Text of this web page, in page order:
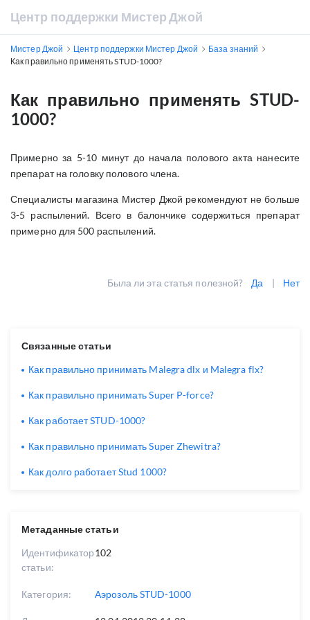
Центр поддержки Мистер Джой
Мистер Джой Центр поддержки Мистер Джой
База знаний
Как правильно применять STUD-1000?
Как правильно применять STUD-
1000?
Примерно за 5-10 минут до начала полового акта нанесите
препарат на головку полового члена.
Специалисты магазина Мистер Джой рекомендуют не больше
3-5 распылений. Всего в балончике содержиться препарат
примерно для 500 распылений.
Была ли эта статья полезной? Да | Нет
Метаданные статьи
Идентификатор
статьи:
102
Категория: Аэрозоль STUD-1000
Связанные статьи
Как правильно принимать Malegra dlx и Malegra flx?
Как правильно принимать Super P-force?
Как работает STUD-1000?
Как правильно принимать Super Zhewitra?
Как долго работает Stud 1000?